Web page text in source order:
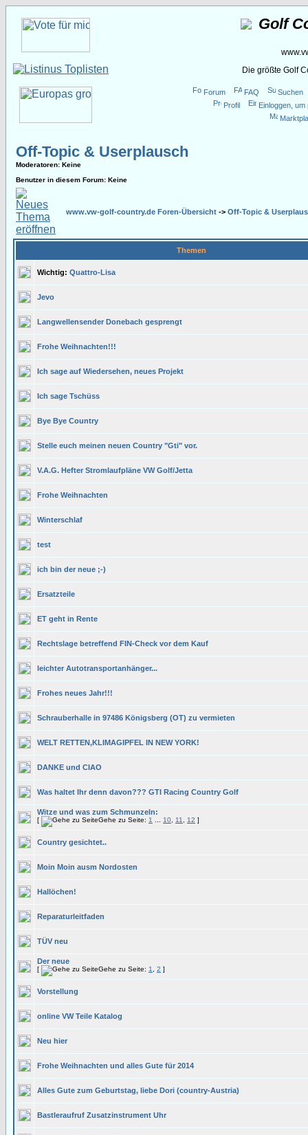
Golf
Die größte Golf
Forum FAQ
Suchen
Profil
Einloggen,
Off-Topic & Userplausch
Moderatoren: Keine
Benutzer in diesem Forum: Keine
www.vw-golf-country.de Foren-Übersicht -> Off-Topic &
Themen
Wichtig: Quattro-Lisa
Jevo
Langwellensender Donebach gesprengt
Frohe Weihnachten!!!
Ich sage auf Wiedersehen, neues Projekt
Ich sage Tschüss
Bye Bye Country
Stelle euch meinen neuen Country "Gti" vor.
V.A.G. Hefter Stromlaufpläne VW Golf/Jetta
Frohe Weihnachten
Winterschlaf
test
ich bin der neue ;-)
Ersatzteile
ET geht in Rente
Rechtslage betreffend FIN-Check vor dem Kauf
leichter Autotransportanhänger...
Frohes neues Jahr!!!
Schrauberhalle in 97486 Königsberg (OT) zu vermieten
WELT RETTEN,KLIMAGIPFEL IN NEW YORK!
DANKE und CIAO
Was haltet Ihr denn davon??? GTI Racing Country Golf
Witze und was zum Schmunzeln:
[ Gehe zu Seite: 1 10 11 12 ]
Country gesichtet..
Moin Moin ausm Nordosten
Hallöchen!
Reparaturleitfaden
TÜV neu
Der neue
[ Gehe zu Seite: 1 2 ]
Vorstellung
online VW Teile Katalog
Neu hier
Frohe Weihnachten und alles Gute für 2014
Alles Gute zum Geburtstag, liebe Dori (country-Austria)
Bastleraufruf Zusatzinstrument Uhr